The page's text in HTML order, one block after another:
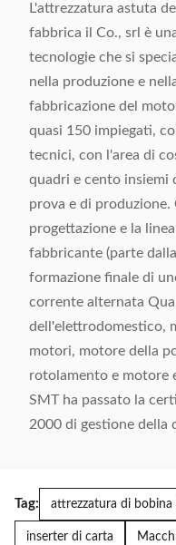
L'attrezzatura astuta
fabbrica il Co., srl è
tecnologie che si
nella produzione e
fabbricazione del
quasi 150 impiegati,
tecnici, con l'area di
quadri e cento insiemi
prova e di
progettazione e la
fabbricante (parte
formazione finale di
corrente alternata
dell'elettrodomestico,
motori, motore della
rotolamento e motore
SMT ha passato la
2000 di gestione della
Tag: attrezzatura di
inserter di carta